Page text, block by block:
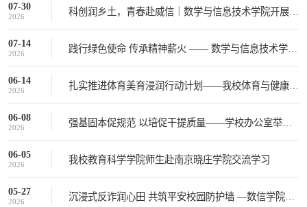
07-30
2026 科创润乡土，青春赴威信｜数学与信息技术学院开展2026“科技一夏・编码未来”创客夏令营活动
07-14
2026 践行绿色使命 传承精神薪火 —— 数学与信息技术学院开展义务植树党建共建活动
06-14
2026 扎实推进体育美育浸润行动计划——我校体育与健康学院赴兰坪县开展“体育美育浸润行动计划”（第一期）校园足球裁判培训
06-08
2026 强基固本促规范 以培促干提质量——学校办公室举办综合业务专题培训会
06-05
2026 我校教育科学学院师生赴南京晓庄学院交流学习
05-27
2026 沉浸式反诈润心田 共筑平安校园防护墙 —数信学院成功举办反诈情景剧主题活动